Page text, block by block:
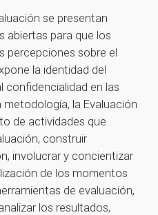
se presentan
abiertas para que los
percepciones sobre el
la identidad del
confidencialidad en las
la Evaluación
de actividades que
construir
involucrar y concientizar
de los momentos
de evaluación,
los resultados,